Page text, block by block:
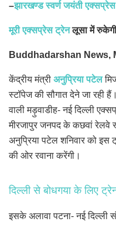
–झारखण्ड स्वर्ण जयंती एक्सप्रेस
मूरी एक्सप्रेस ट्रेनलूसा में रुकेगी
Buddhadarshan News,
केंद्रीय मंत्री अनुप्रिया पटेल
स्टॉपेज की सौगात देने जा रही
वाली मड़ुवाडीह- नई दिल्ली
मीरजापुर जनपद के कछवां रेलवे
अनुप्रिया पटेल शनिवार को इस
की ओर रवाना करेंगी।
दिल्ली से बोधगया के लिए
इसके अलावा पटना- नई दिल्ली